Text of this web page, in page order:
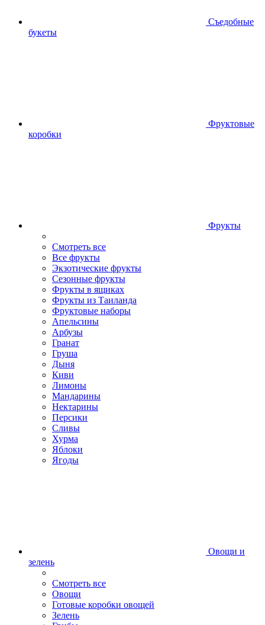
Съедобные
букеты
Фруктовые
коробки
Фрукты
Смотреть все
Все фрукты
Экзотические фрукты
Сезонные фрукты
Фрукты в ящиках
Фрукты из Таиланда
Фруктовые наборы
Апельсины
Арбузы
Гранат
Груша
Дыня
Киви
Лимоны
Мандарины
Нектарины
Персики
Сливы
Хурма
Яблоки
Ягоды
Овощи и
зелень
Смотреть все
Овощи
Готовые коробки овощей
Зелень